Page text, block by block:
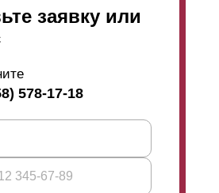
заявку или
578-17-18